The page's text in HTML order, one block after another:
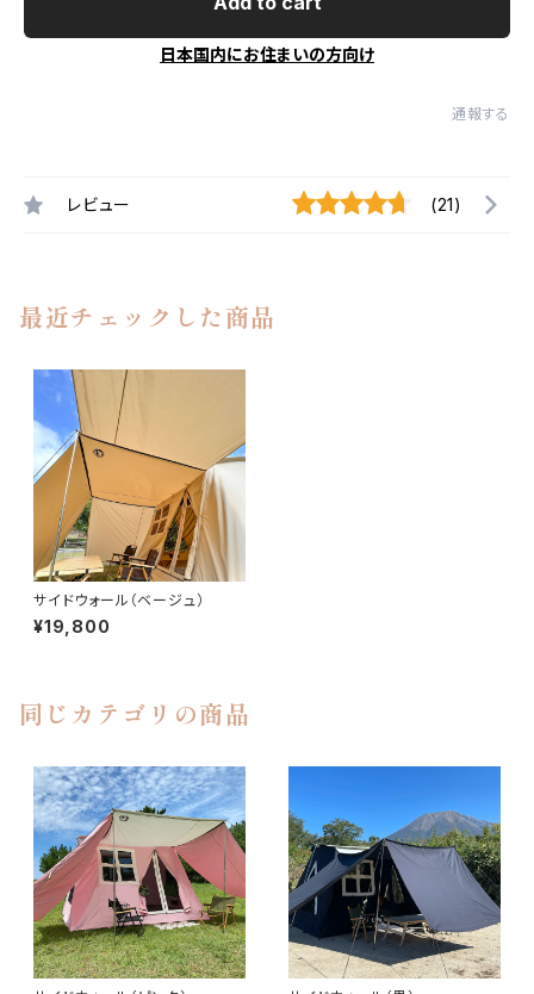
日本国内にお住まいの方向け
通報する
レビュー (21)
最近チェックした商品
サイドウォール（ベージュ）
¥19,800
同じカテゴリの商品